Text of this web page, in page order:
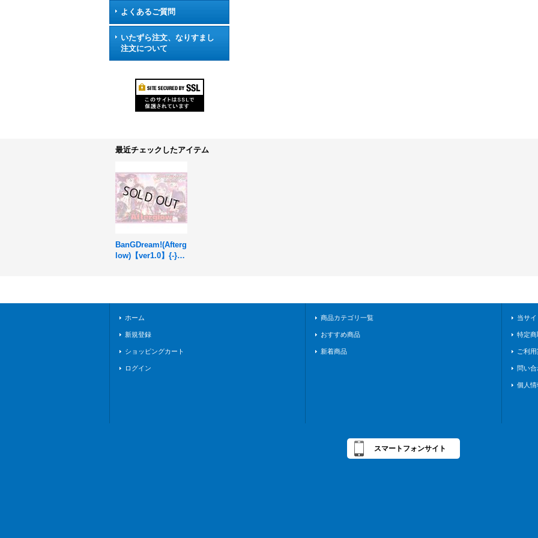
よくあるご質問
いたずら注文、なりすまし
注文について
最近チェックしたアイテム
BanGDream!(Afterg
low)【ver1.0】{-}
ホーム
新規登録
ショッピングカート
ログイン
商品カテゴリ一覧
おすすめ商品
新着商品
当サ
特定
ご利
問い合
個人
スマートフォンサイト